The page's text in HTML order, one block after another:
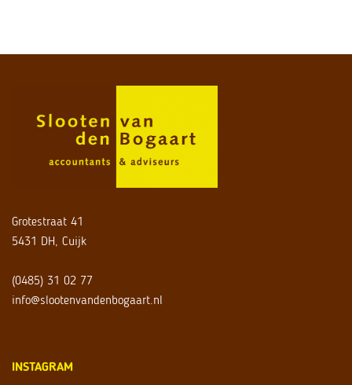
Grotestraat 41
5431 DH, Cuijk
(0485) 31 02 77
info@slootenvandenbogaart.nl
INSTAGRAM